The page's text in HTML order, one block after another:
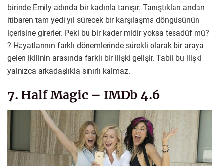
birinde Emily adında bir kadınla tanışır. Tanıştıkları andan
itibaren tam yedi yıl sürecek bir karşılaşma döngüsünün
içerisine girerler. Peki bu bir kader midir yoksa tesadüf mü?
? Hayatlarının farklı dönemlerinde sürekli olarak bir araya
gelen ikilinin arasında farklı bir ilişki gelişir. Tabii bu ilişki
yalnızca arkadaşlıkla sınırlı kalmaz.
7. Half Magic – IMDb 4.6